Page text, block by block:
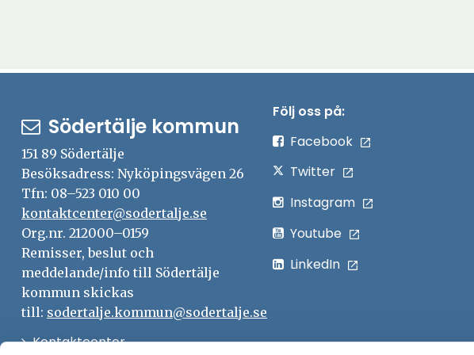
Södertälje kommun
151 89 Södertälje
Besöksadress: Nyköpingsvägen 26
Tfn: 08–523 010 00
kontaktcenter@sodertalje.se
Org.nr. 212000–0159
Remisser, beslut och
meddelande/info till Södertälje
kommun skickas
till: sodertalje.kommun@sodertalje.se
KontaktcenterÖppna
Följ oss på:
Facebook
Twitter
Instagram
Youtube
LinkedIn